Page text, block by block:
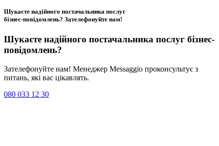
Шукаєте надійного постачальника послуг
бізнес-повідомлень? Зателефонуйте нам!
Шукаєте надійного постачальника послуг бізнес-
повідомлень?
Зателефонуйте нам! Менеджер Messaggio проконсультує з
питань, які вас цікавлять.
080 033 12 30